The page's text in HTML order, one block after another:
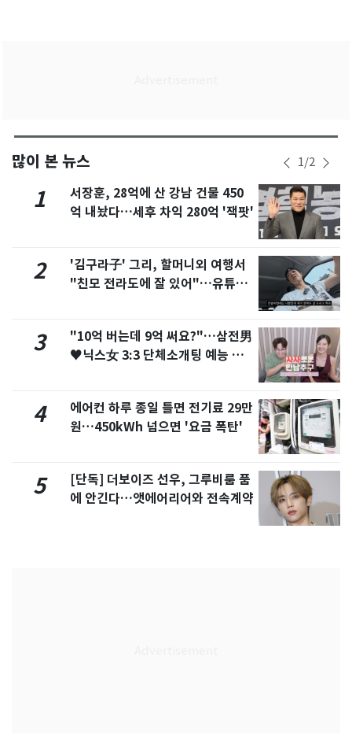
많이 본 뉴스 1/2
1
서장훈, 28억에 산 강남 건물 450
억 내놨다…세후 차익 280억 '잭팟'
2
'김구라子' 그리, 할머니외 여행서
"친모 전라도에 잘 있어"…유튜브
3
"10억 버는데 9억 써요?"…삼전男
♥닉스女 3:3 단체소개팅 예능 화
4
에어컨 하루 종일 틀면 전기료 29만
원…450kWh 넘으면 '요금 폭탄'
5
[단독] 더보이즈 선우, 그루비룸 품
에 안긴다…앳에어리어와 전속계약